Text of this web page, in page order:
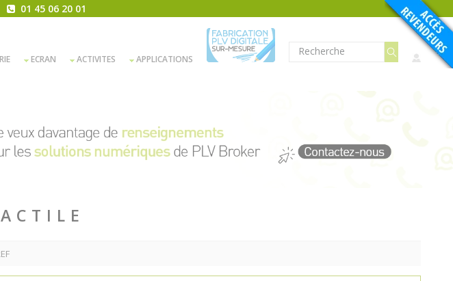
ECRAN ACTIVITES APPLICATIONS
01 45 06 20 01